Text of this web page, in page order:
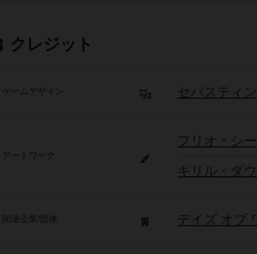
クレジット
ゲームデザイン セバスティ
アートワーク
フリオ・シ
キリル・ダ
デイズ オブ